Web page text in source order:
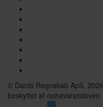
© Dania Regnskab ApS,
beskyttet af ophavsretsloven